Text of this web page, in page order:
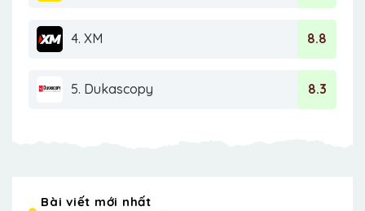
4. XM 8.8
5. Dukascopy 8.3
Bài viết mới nhất